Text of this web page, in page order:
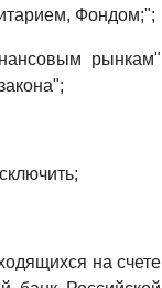
Фондом;";
рынкам"
на счете